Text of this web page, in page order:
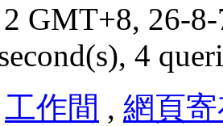
2 GMT+8, 26-
4
工作間 , 網頁